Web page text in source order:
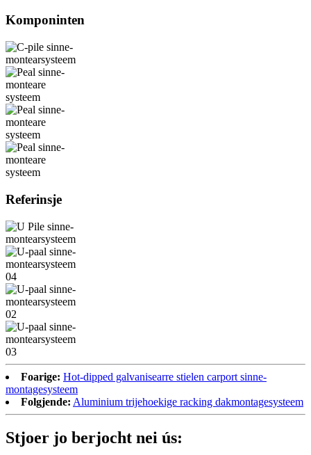
Komponinten
Referinsje
Foarige: Hot-dipped galvanisearre stielen carport sinne-
montagesysteem
Folgjende: Aluminium trijehoekige racking dakmontagesysteem
Stjoer jo berjocht nei ús: